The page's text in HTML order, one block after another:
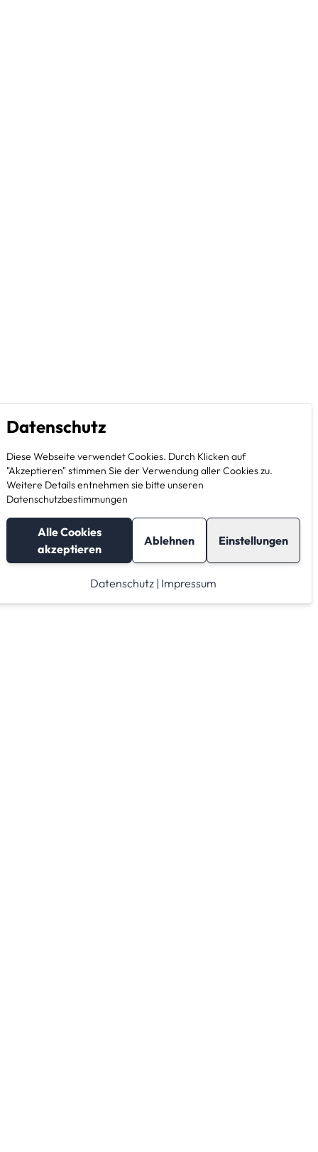
Datenschutz
Diese Webseite verwendet Cookies. Durch Klicken auf
"Akzeptieren" stimmen Sie der Verwendung aller Cookies zu.
Weitere Details entnehmen sie bitte unseren
Datenschutzbestimmungen
Alle Cookies
akzeptieren
Ablehnen Einstellungen
Datenschutz | Impressum